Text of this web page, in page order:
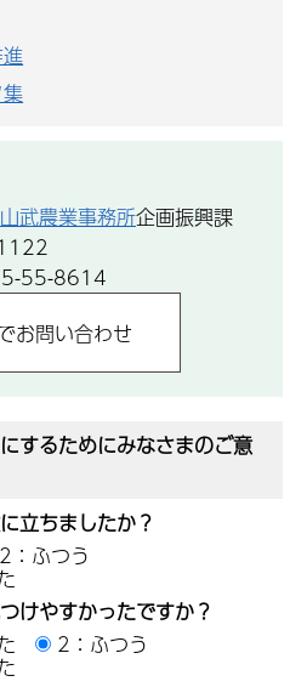
武農業事務所企画振興課
55-8614
するためにみなさまのご意
立ちましたか？
2：ふつう
けやすかったですか？
2：ふつう